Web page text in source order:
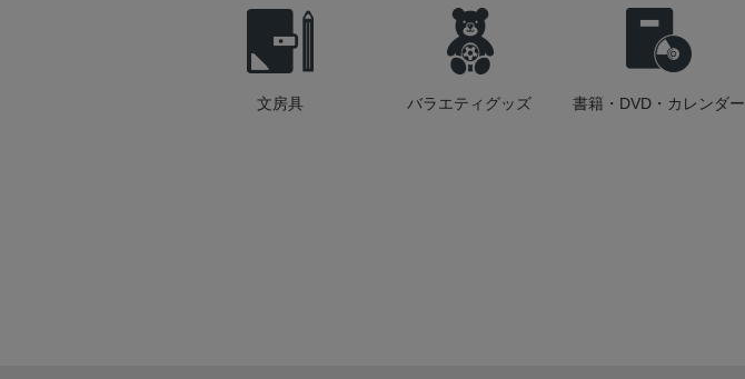
文房具 バラエティグッズ 書籍・DVD・カレンダー